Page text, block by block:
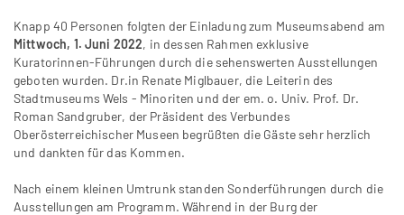
Knapp 40 Personen folgten der Einladung zum Museumsabend am
Mittwoch, 1. Juni 2022, in dessen Rahmen exklusive
Kuratorinnen-Führungen durch die sehenswerten Ausstellungen
geboten wurden. Dr.in Renate Miglbauer, die Leiterin des
Stadtmuseums Wels - Minoriten und der em. o. Univ. Prof. Dr.
Roman Sandgruber, der Präsident des Verbundes
Oberösterreichischer Museen begrüßten die Gäste sehr herzlich
und dankten für das Kommen.
Nach einem kleinen Umtrunk standen Sonderführungen durch die
Ausstellungen am Programm. Während in der Burg der